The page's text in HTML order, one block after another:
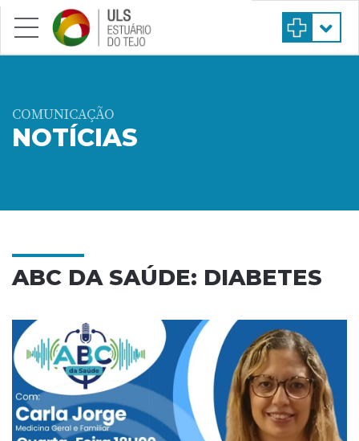
Saltar para conteúdo principal
COMUNICAÇÃO
NOTÍCIAS
ABC DA SAÚDE: DIABETES